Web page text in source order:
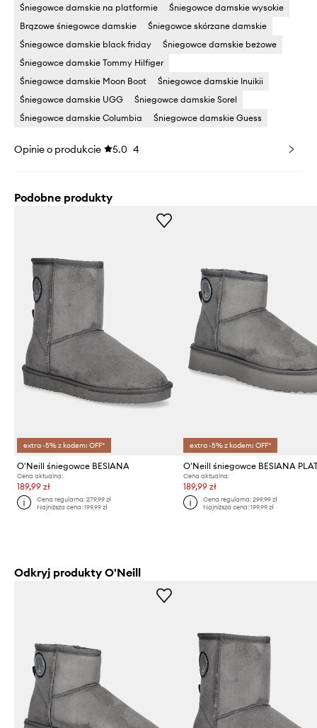
Śniegowce damskie na platformie
Śniegowce damskie wysokie
Brązowe śniegowce damskie
Śniegowce skórzane damskie
Śniegowce damskie black friday
Śniegowce damskie beżowe
Śniegowce damskie Tommy Hilfiger
Śniegowce damskie Moon Boot
Śniegowce damskie Inuikii
Śniegowce damskie UGG
Śniegowce damskie Sorel
Śniegowce damskie Columbia
Śniegowce damskie Guess
Opinie o produkcie 5.0 4
Podobne produkty
extra -5% z kodem: OFF*
O'Neill śniegowce BESIANA
Cena aktualna:
189,99 zł
Cena regularna:279,99 zł
Najniższa cena:199,99 zł
extra -5% z kodem: OFF*
Cena aktualna:
189,99 zł
Cena regularna: 299,99 zł
Najniższa cena: 199,99 zł
Odkryj produkty O'Neill